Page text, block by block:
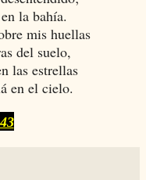
la bahía.
mis huellas
del suelo,
las estrellas
en el cielo.